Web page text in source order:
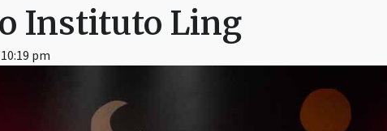
Instituto Ling
10:19 pm